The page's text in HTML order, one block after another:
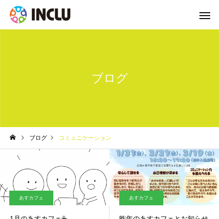
ブログ
ブログ コミュニケーション
あすカフェ あすカフェ